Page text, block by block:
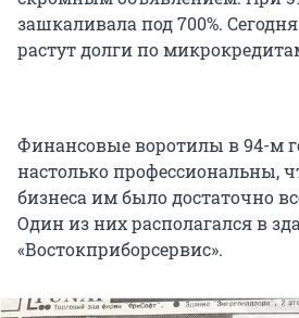
зашкаливала под 700%.
растут долги по
Финансовые воротилы в 94-м
настолько профессиональны,
бизнеса им было достаточно
Один из них располагался в
«Востокприборсервис».